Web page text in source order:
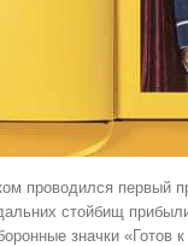
проводился
стойбищ
значки «Готов